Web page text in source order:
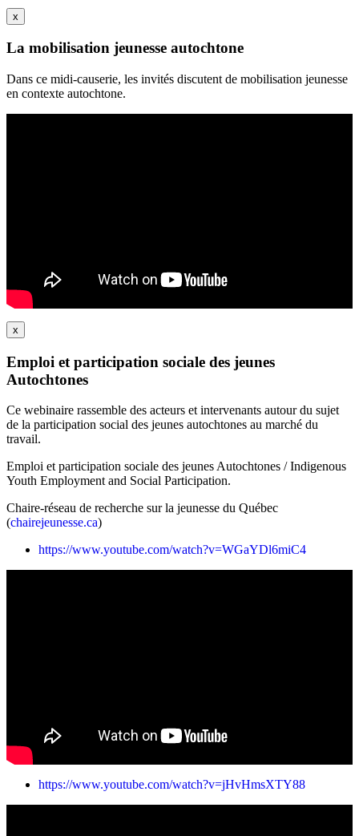
x
La mobilisation jeunesse autochtone
Dans ce midi-causerie, les invités discutent de mobilisation jeunesse
en contexte autochtone.
x
Emploi et participation sociale des jeunes
Autochtones
Ce webinaire rassemble des acteurs et intervenants autour du sujet
de la participation social des jeunes autochtones au marché du
travail.
Emploi et participation sociale des jeunes Autochtones / Indigenous
Youth Employment and Social Participation.
Chaire-réseau de recherche sur la jeunesse du Québec
(chairejeunesse.ca)
https://www.youtube.com/watch?v=WGaYDl6miC4
https://www.youtube.com/watch?v=jHvHmsXTY88